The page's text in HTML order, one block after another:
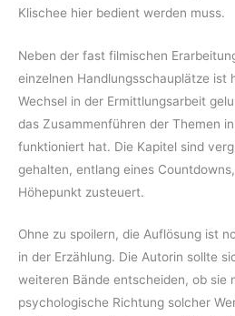
Klischee hier bedient werden muss.
Neben der fast filmischen
einzelnen Handlungsschauplätze ist
Wechsel in der Ermittlungsarbeit
das Zusammenführen der Themen
funktioniert hat. Die Kapitel sind
gehalten, entlang eines
Höhepunkt zusteuert.
Ohne zu spoilern, die Auflösung ist
in der Erzählung. Die Autorin sollte
weiteren Bände entscheiden, ob sie
psychologische Richtung solcher